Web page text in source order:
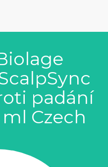
padání
Czech